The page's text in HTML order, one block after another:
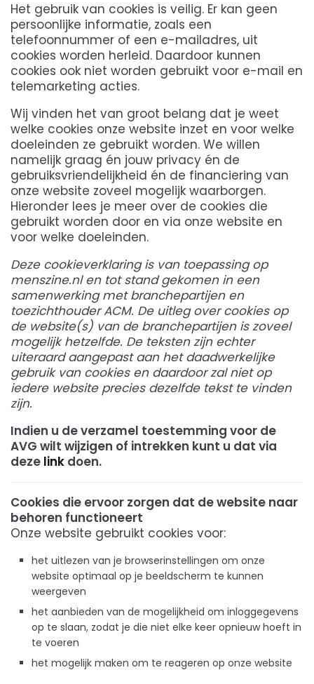
Het gebruik van cookies is veilig. Er kan geen
persoonlijke informatie, zoals een
telefoonnummer of een e-mailadres, uit
cookies worden herleid. Daardoor kunnen
cookies ook niet worden gebruikt voor e-mail en
telemarketing acties.
Wij vinden het van groot belang dat je weet
welke cookies onze website inzet en voor welke
doeleinden ze gebruikt worden. We willen
namelijk graag én jouw privacy én de
gebruiksvriendelijkheid én de financiering van
onze website zoveel mogelijk waarborgen.
Hieronder lees je meer over de cookies die
gebruikt worden door en via onze website en
voor welke doeleinden.
Deze cookieverklaring is van toepassing op
menszine.nl en tot stand gekomen in een
samenwerking met branchepartijen en
toezichthouder ACM. De uitleg over cookies op
de website(s) van de branchepartijen is zoveel
mogelijk hetzelfde. De teksten zijn echter
uiteraard aangepast aan het daadwerkelijke
gebruik van cookies en daardoor zal niet op
iedere website precies dezelfde tekst te vinden
zijn.
Indien u de verzamel toestemming voor de
AVG wilt wijzigen of intrekken kunt u dat via
deze link doen.
Cookies die ervoor zorgen dat de website naar
behoren functioneert
Onze website gebruikt cookies voor:
het uitlezen van je browserinstellingen om onze
website optimaal op je beeldscherm te kunnen
weergeven
het aanbieden van de mogelijkheid om inloggegevens
op te slaan, zodat je die niet elke keer opnieuw hoeft in
te voeren
het mogelijk maken om te reageren op onze website